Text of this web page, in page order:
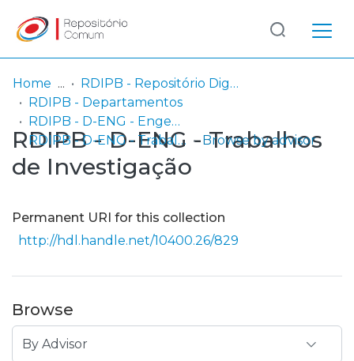
Communities
& Collections
Browse repository
Entities
Log
In
(current)
Home
RDIPB - Repositório Digital do Instituto Politécnico de Beja (passou a integrar o Serviço SARI em 06/2014)
RDIPB - Departamentos
RDIPB - D-ENG - Engenharia
RDIPB - D-ENG - Trabalhos de Investigação
Browse by advisor
RDIPB - D-ENG - Trabalhos
de Investigação
Permanent URI for this collection
http://hdl.handle.net/10400.26/829
Browse